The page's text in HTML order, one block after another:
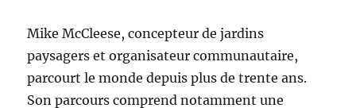
Mike McCleese, concepteur de jardins
paysagers et organisateur communautaire,
parcourt le monde depuis plus de trente ans.
Son parcours comprend notamment une